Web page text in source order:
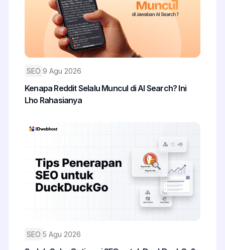
SEO 9 Agu 2026
Kenapa Reddit Selalu Muncul di AI Search? Ini
Lho Rahasianya
SEO 5 Agu 2026